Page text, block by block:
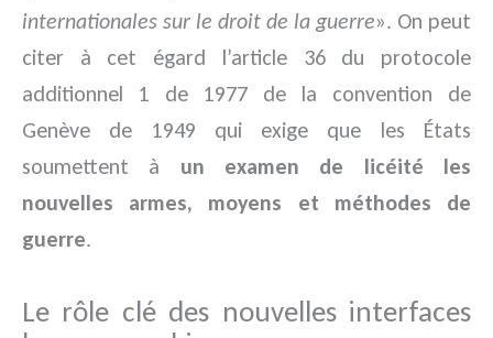
internationales sur le droit de la guerre». On peut
citer à cet égard l’article 36 du protocole
additionnel 1 de 1977 de la convention de
Genève de 1949 qui exige que les États
soumettent à un examen de licéité les
nouvelles armes, moyens et méthodes de
guerre.
Le rôle clé des nouvelles interfaces